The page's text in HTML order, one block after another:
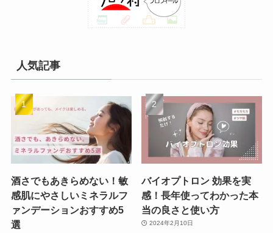
人気記事
酒さでもあきらめない！敏
感肌にやさしいミネラルフ
ァンデーションおすすめ5
選
バイオプトロン 効果を実
感！長年使ってわかった本
当の良さと使い方
2024年2月10日